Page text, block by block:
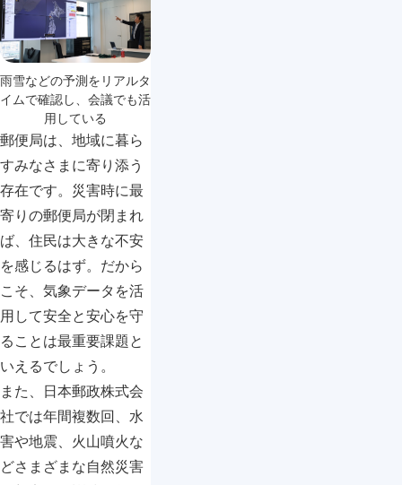
雨雪などの予測をリアルタ
イムで確認し、会議でも活
用している
郵便局は、地域に暮ら
すみなさまに寄り添う
存在です。災害時に最
寄りの郵便局が閉まれ
ば、住民は大きな不安
を感じるはず。だから
こそ、気象データを活
用して安全と安心を守
ることは最重要課題と
いえるでしょう。
また、日本郵政株式会
社では年間複数回、水
害や地震、火山噴火な
どさまざまな自然災害